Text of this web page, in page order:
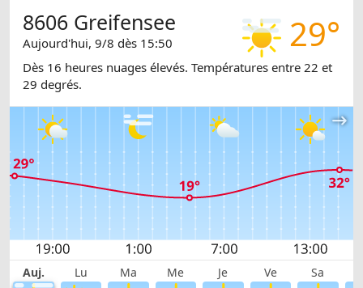
29°
8606 Greifensee
Aujourd'hui, 9/8 dès 15:50
Dès 16 heures nuages élevés. Températures entre 22 et
29 degrés.
Auj. Lu Ma Me Je Ve Sa